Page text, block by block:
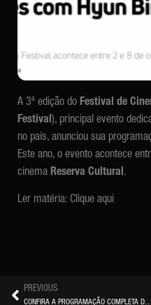
A 3ª edição do Festival de
Festival), principal evento
no país, anunciou sua
Este ano, o evento acontece
cinema Reserva Cultural.
Ler matéria: Clique aqui
PREVIOUS
CONFIRA A PROGRAMAÇÃO COMPLETA DO KOFF – BELO HORIZONTE 2025